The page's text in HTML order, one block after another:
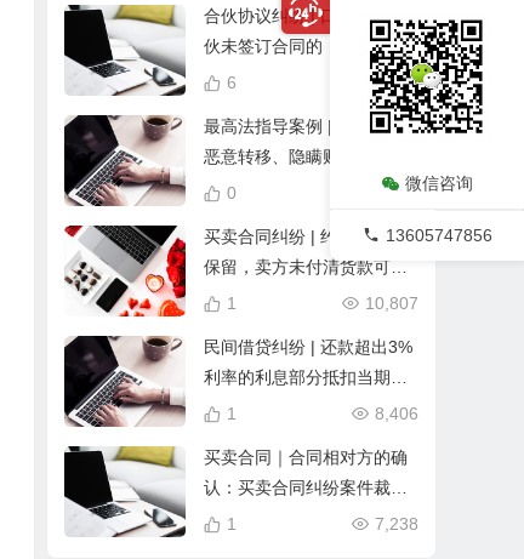
合伙协议纠纷 | 口头达成合
伙未签订合同的，可要求退
回投资款
21,016
6
最高法指导案例 | 离婚期间
恶意转移、隐瞒财产的，应
当少分
12,942
0
买卖合同纠纷 | 约定所有权
保留，卖方未付清货款可要
求返还货物
10,807
1
民间借贷纠纷 | 还款超出3%
利率的利息部分抵扣当期本
金
8,406
1
买卖合同｜合同相对方的确
认：买卖合同纠纷案件裁判
观点摘要
7,238
1
微信咨询
13605747856